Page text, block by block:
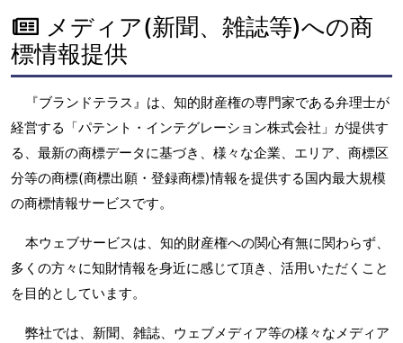
メディア(新聞、雑誌等)への商
標情報提供
『ブランドテラス』は、知的財産権の専門家である弁理士が
経営する「パテント・インテグレーション株式会社」が提供す
る、最新の商標データに基づき、様々な企業、エリア、商標区
分等の商標(商標出願・登録商標)情報を提供する国内最大規模
の商標情報サービスです。
本ウェブサービスは、知的財産権への関心有無に関わらず、
多くの方々に知財情報を身近に感じて頂き、活用いただくこと
を目的としています。
弊社では、新聞、雑誌、ウェブメディア等の様々なメディア